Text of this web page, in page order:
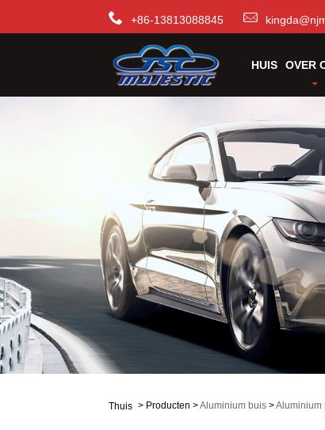
+86-13813088845
HUIS OVER
Thuis > Producten >Aluminium buis >Aluminium